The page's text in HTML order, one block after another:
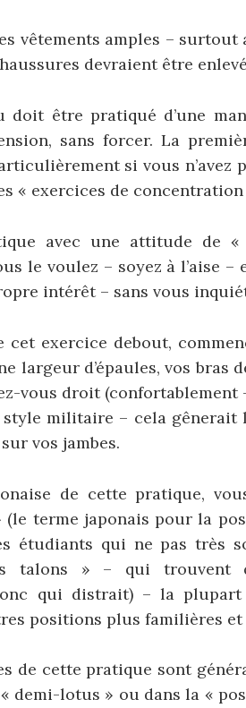
vêtements amples –
devraient être
doit être pratiqué d’une
sans forcer. La
si vous n’avez
« exercices de
avec une attitude de
le voulez – soyez à l’aise
intérêt – sans vous
cet exercice debout,
largeur d’épaules, vos bras
vous droit (confortablement
militaire – cela gênerait
vos jambes.
de cette pratique,
(le terme japonais pour la
étudiants qui ne pas très
talons » – qui trouvent
qui distrait) – la plupart
positions plus familières
de cette pratique sont
demi-lotus » ou dans la «